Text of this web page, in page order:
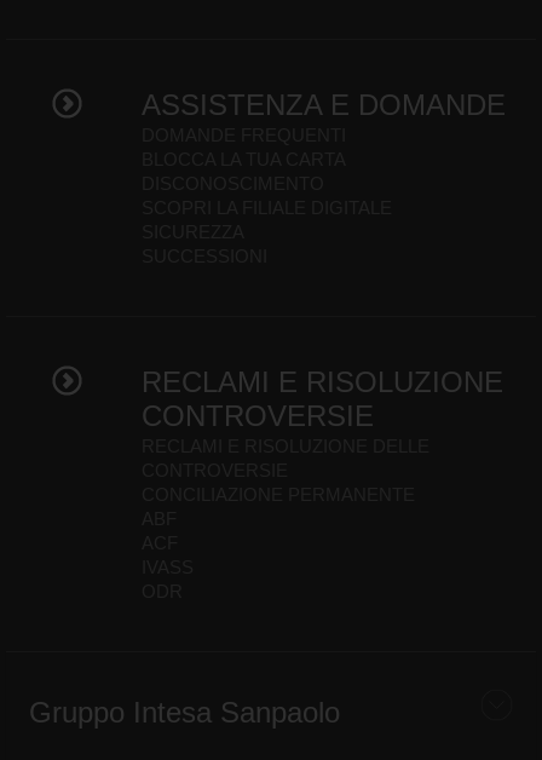
ASSISTENZA E DOMANDE
RECLAMI E RISOLUZIONE
CONTROVERSIE
Gruppo Intesa Sanpaolo